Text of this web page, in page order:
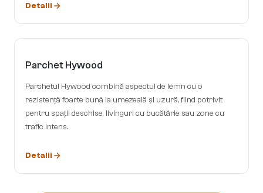
Detalii
Parchet Hywood
Parchetul Hywood combină aspectul de lemn cu o
rezistență foarte bună la umezeală și uzură, fiind potrivit
pentru spații deschise, livinguri cu bucătărie sau zone cu
trafic intens.
Detalii